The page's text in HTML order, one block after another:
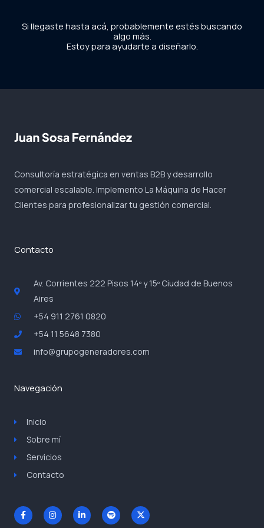
Si llegaste hasta acá, probablemente estés buscando
algo más.
Estoy para ayudarte a diseñarlo.
Consultoría estratégica en ventas B2B y desarrollo
comercial escalable. Implemento La Máquina de Hacer
Clientes para profesionalizar tu gestión comercial.
Contacto
Av. Corrientes 222 Pisos 14º y 15º Ciudad de Buenos
Aires
+54 911 2761 0820
+54 11 5648 7380
info@grupogeneradores.com
Navegación
Inicio
Sobre mí
Servicios
Contacto
F
a
I
n
L
i
S
p
X
-